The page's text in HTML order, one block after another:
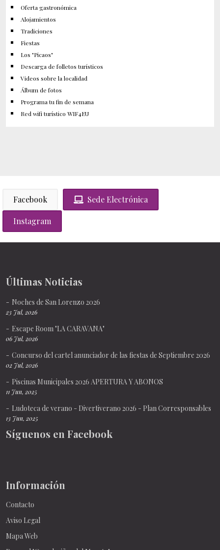
Oferta gastronómica
Alojamientos
Tradiciones
Fiestas
Los "Picaos"
Descarga de folletos turísticos
Videos sobre la localidad
Álbum de fotos
Programa tu fin de semana
Red wifi turístico WIF4EU
Facebook Sede Electrónica
Instagram
Últimas Noticias
Noches de San Lorenzo 2026
23 Jul, 2026
Escape Room "LA CARAVANA"
06 Jul, 2026
Concurso del cartel anunciador de las fiestas de Septiembre 2026
02 Jul, 2026
Piscinas Municipales 2026 APERTURA Y ABONOS
11 Jun, 2025
Ludoteca de verano - Divertiverano 2026 - Plan Corresponsables
13 Jun, 2025
Síguenos en Facebook
Información
Contacto
Aviso Legal
Mapa Web